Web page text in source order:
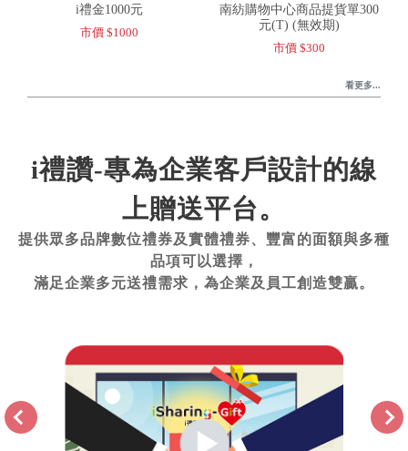
i禮金1000元
市價 $1000
南紡購物中心商品提貨單300
元(T) (無效期)
市價 $300
看更多...
i禮讚-專為企業客戶設計的線
上贈送平台。
提供眾多品牌數位禮券及實體禮券、豐富的面額與多種
品項可以選擇，
滿足企業多元送禮需求，為企業及員工創造雙贏。